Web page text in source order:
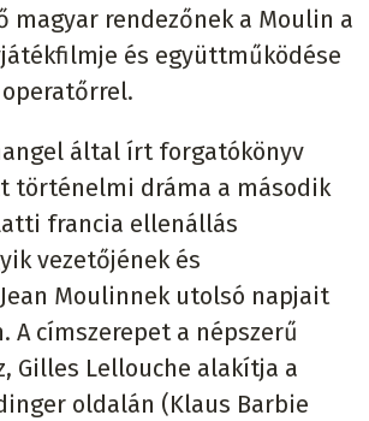
magyar rendezőnek a Moulin a
és együttműködése
által írt forgatókönyv
történelmi dráma a második
francia ellenállás
vezetőjének és
Moulinnek utolsó napjait
A címszerepet a népszerű
Gilles Lellouche alakítja a
oldalán (Klaus Barbie